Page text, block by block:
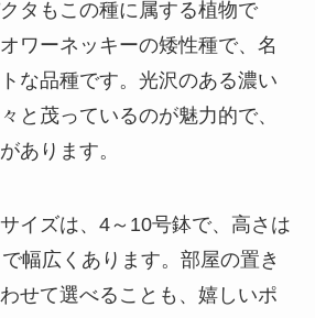
タもこの種に属する植物で
ワーネッキーの矮性種で、名
な品種です。 光沢のある濃い
と茂っているのが魅力的で、
あります。
イズは、4～10号鉢で、高さは
幅広くあります。 部屋の置き
せて選べることも、嬉しいポ